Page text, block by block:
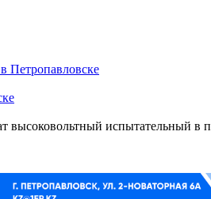
Петропавловске
испытательный в